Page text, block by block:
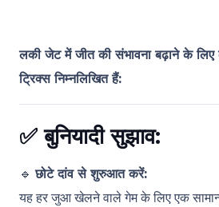
लकी जेट में जीत की संभावना बढ़ाने के लिए
ट्रिक्स निम्नलिखित हैं:
✅बुनियादी सुझाव:
🔹छोटे दांव से शुरुआत करें:
यह हर जुआ खेलने वाले गेम के लिए एक